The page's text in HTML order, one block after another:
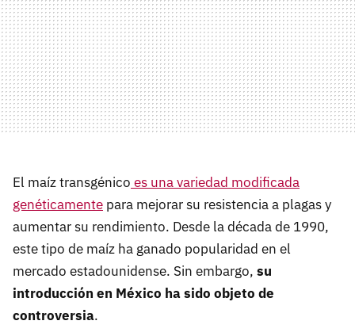
El maíz transgénico es una variedad modificada
genéticamente para mejorar su resistencia a plagas y
aumentar su rendimiento. Desde la década de 1990,
este tipo de maíz ha ganado popularidad en el
mercado estadounidense. Sin embargo, su
introducción en México ha sido objeto de
controversia.